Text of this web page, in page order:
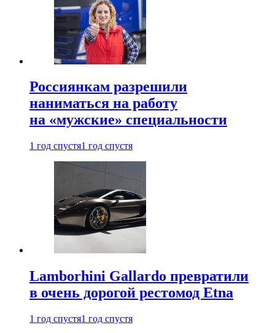
Россиянкам разрешили
наниматься на работу
на «мужские» специальности
1 год спустя1 год спустя
Lamborhini Gallardo превратили
в очень дорогой рестомод Etna
1 год спустя1 год спустя